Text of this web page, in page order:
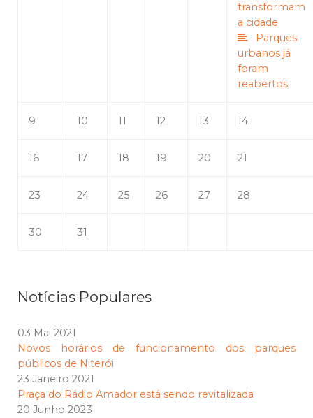
transformam
a cidade
Parques
urbanos já
foram
reabertos
9 10 11 12 13 14
16 17 18 19 20 21
23 24 25 26 27 28
30 31
Notícias Populares
03 Mai 2021
Novos horários de funcionamento dos parques
públicos de Niterói
23 Janeiro 2021
Praça do Rádio Amador está sendo revitalizada
20 Junho 2023